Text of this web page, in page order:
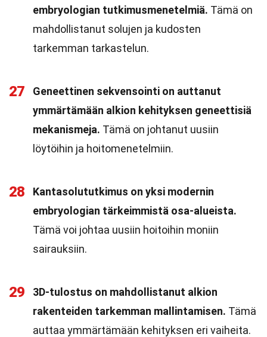
embryologian tutkimusmenetelmiä. Tämä on
mahdollistanut solujen ja kudosten
tarkemman tarkastelun.
27
Geneettinen sekvensointi on auttanut
ymmärtämään alkion kehityksen geneettisiä
mekanismeja. Tämä on johtanut uusiin
löytöihin ja hoitomenetelmiin.
28
Kantasolututkimus on yksi modernin
embryologian tärkeimmistä osa-alueista.
Tämä voi johtaa uusiin hoitoihin moniin
sairauksiin.
29
3D-tulostus on mahdollistanut alkion
rakenteiden tarkemman mallintamisen. Tämä
auttaa ymmärtämään kehityksen eri vaiheita.